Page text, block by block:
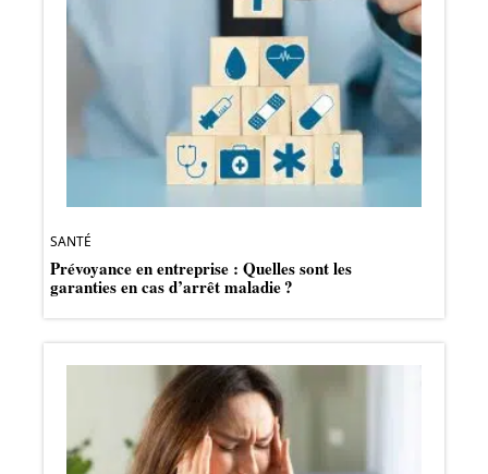
SANTÉ
Prévoyance en entreprise : Quelles sont les
garanties en cas d’arrêt maladie ?